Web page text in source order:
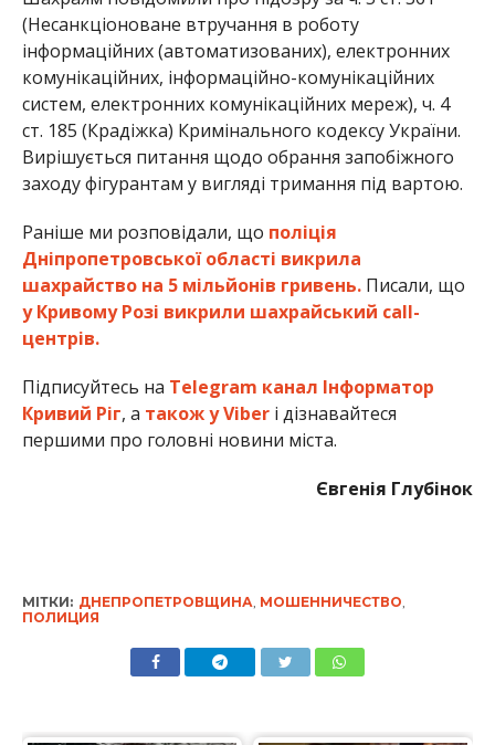
(Несанкціоноване втручання в роботу
інформаційних (автоматизованих), електронних
комунікаційних, інформаційно-комунікаційних
систем, електронних комунікаційних мереж), ч. 4
ст. 185 (Крадіжка) Кримінального кодексу України.
Вирішується питання щодо обрання запобіжного
заходу фігурантам у вигляді тримання під вартою.
Раніше ми розповідали, що поліція
Дніпропетровської області викрила
шахрайство на 5 мільйонів гривень.Писали, що
у Кривому Розі викрили шахрайський саll-
центрів.
Підписуйтесь на Telegram канал Інформатор
Кривий Ріг, а також у Viberі дізнавайтеся
першими про головні новини міста.
Євгенія Глубінок
МІТКИ: ДНЕПРОПЕТРОВЩИНА МОШЕННИЧЕСТВО
ПОЛИЦИЯ